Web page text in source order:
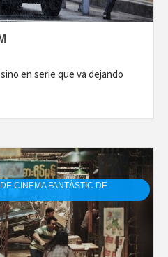
en serie que va dejando
CINEMA FANTÀSTIC DE